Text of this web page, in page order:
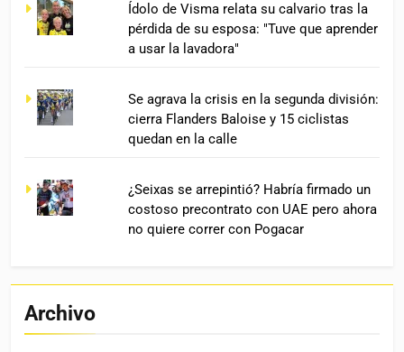
Ídolo de Visma relata su calvario tras la
pérdida de su esposa: "Tuve que aprender
a usar la lavadora"
Se agrava la crisis en la segunda división:
cierra Flanders Baloise y 15 ciclistas
quedan en la calle
¿Seixas se arrepintió? Habría firmado un
costoso precontrato con UAE pero ahora
no quiere correr con Pogacar
Archivo